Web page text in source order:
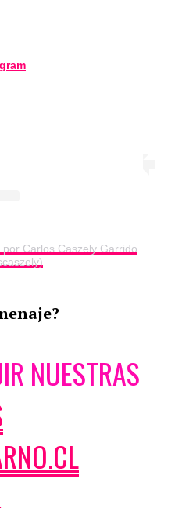
Carlos Caszely Garrido
NUESTRAS